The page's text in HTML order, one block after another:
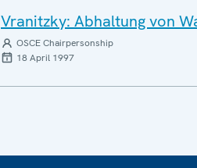
Vranitzky: Abhaltung von
OSCE Chairpersonship
18 April 1997